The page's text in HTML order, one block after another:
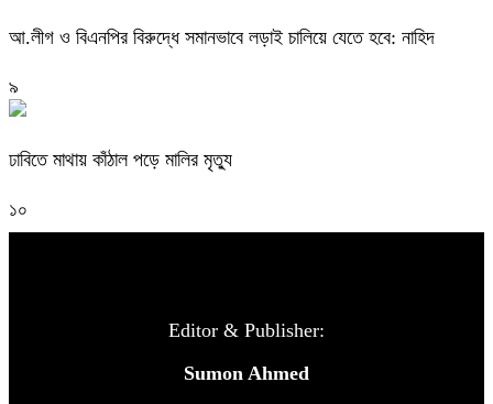
আ.লীগ ও বিএনপির বিরুদ্ধে সমানভাবে লড়াই চালিয়ে যেতে হবে: নাহিদ
৯
ঢাবিতে মাথায় কাঁঠাল পড়ে মালির মৃত্যু
১০
Editor & Publisher:
Sumon Ahmed